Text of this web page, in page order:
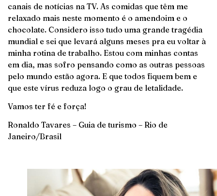
canais de notícias na TV. As comidas que têm me
relaxado mais neste momento é o amendoim e o
chocolate. Considero isso tudo uma grande tragédia
mundial e sei que levará alguns meses pra eu voltar à
minha rotina de trabalho. Estou com minhas contas
em dia, mas sofro pensando como as outras pessoas
pelo mundo estão agora. E que todos fiquem bem e
que este vírus reduza logo o grau de letalidade.
Vamos ter fé e força!
Ronaldo Tavares – Guia de turismo – Rio de
Janeiro/Brasil